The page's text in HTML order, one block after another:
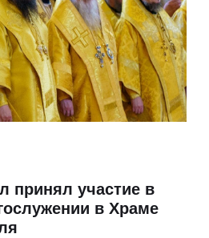
принял участие в
в Храме